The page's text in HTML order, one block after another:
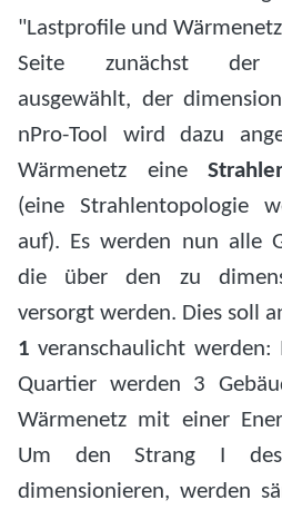
"Lastprofile und
Seite zunächst
ausgewählt, der
nPro-Tool wird dazu
Wärmenetz eine
(eine Strahlentopologie
auf). Es werden nun alle
die über den zu
versorgt werden. Dies soll
1 veranschaulicht
Quartier werden 3
Wärmenetz mit einer
Um den Strang I des
dimensionieren, werden